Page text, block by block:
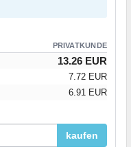
PRIVATKUNDE
13.26 EUR
7.72 EUR
6.91 EUR
kaufen